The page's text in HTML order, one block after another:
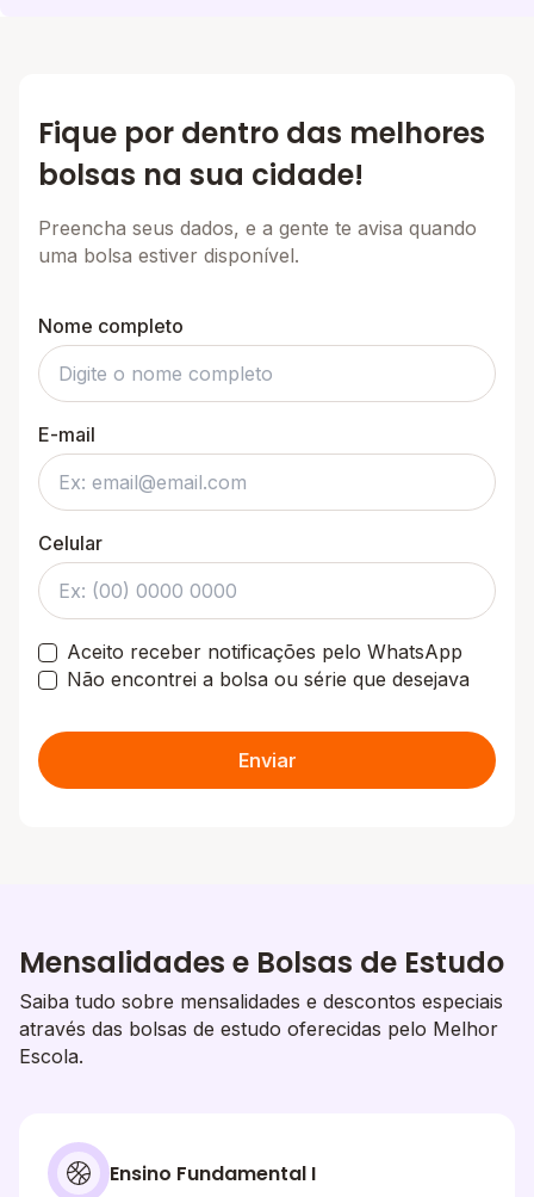
Fique por dentro das melhores
bolsas na sua cidade!
Preencha seus dados, e a gente te avisa quando
uma bolsa estiver disponível.
Nome completo
E-mail
Celular
Aceito receber notificações pelo WhatsApp
Não encontrei a bolsa ou série que desejava
Enviar
Mensalidades e Bolsas de Estudo
Saiba tudo sobre mensalidades e descontos especiais
através das bolsas de estudo oferecidas pelo Melhor
Escola.
Ensino Fundamental I